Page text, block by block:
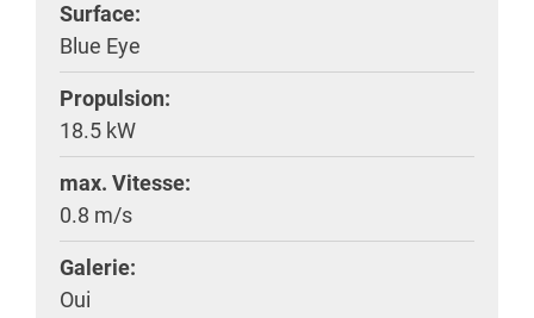
Surface:
Blue Eye
Propulsion:
18.5 kW
max. Vitesse:
0.8 m/s
Galerie:
Oui